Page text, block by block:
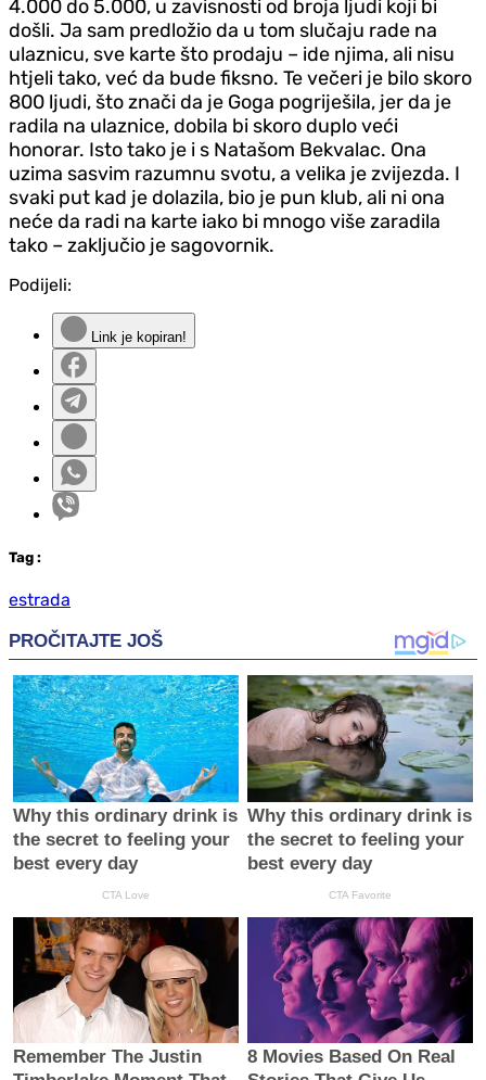
4.000 do 5.000, u zavisnosti od broja ljudi koji bi
došli. Ja sam predložio da u tom slučaju rade na
ulaznicu, sve karte što prodaju – ide njima, ali nisu
htjeli tako, već da bude fiksno. Te večeri je bilo skoro
800 ljudi, što znači da je Goga pogriješila, jer da je
radila na ulaznice, dobila bi skoro duplo veći
honorar. Isto tako je i s Natašom Bekvalac. Ona
uzima sasvim razumnu svotu, a velika je zvijezda. I
svaki put kad je dolazila, bio je pun klub, ali ni ona
neće da radi na karte iako bi mnogo više zaradila
tako – zaključio je sagovornik.
Podijeli:
Link je kopiran!
Tag :
estrada